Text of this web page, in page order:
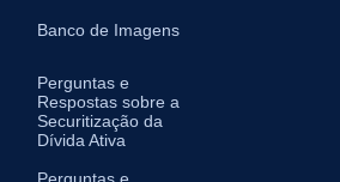
Banco de Imagens
Perguntas e
Respostas sobre a
Securitização da
Dívida Ativa